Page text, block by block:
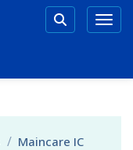
Maincare IC